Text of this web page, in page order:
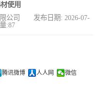
使用
限公司 发布日期: 2026-07-
:87
腾讯微博 人人网 微信